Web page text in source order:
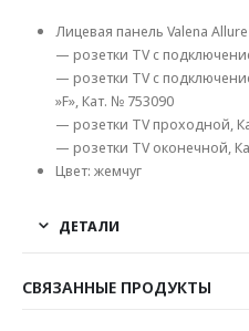
Лицевая панель Valena
— розетки TV с
— розетки ТV с
»F», Кат. № 753090
— розетки TV проходной,
— розетки TV оконечной,
Цвет: жемчуг
ДЕТАЛИ
СВЯЗАННЫЕ ПРОДУКТЫ